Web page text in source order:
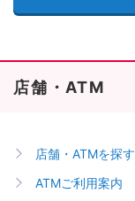
店舗・ATM
店舗・ATMを探す
ATMご利用案内